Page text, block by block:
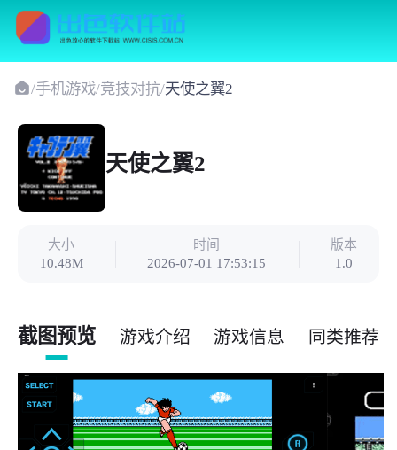
/手机游戏/竞技对抗/天使之翼2
天使之翼2
大小
10.48M
时间
2026-07-01 17:53:15
版本
1.0
截图预览 游戏介绍 游戏信息 同类推荐